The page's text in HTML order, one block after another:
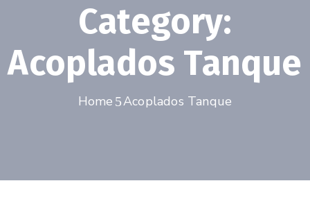
Category:
Acoplados Tanque
Home Acoplados Tanque